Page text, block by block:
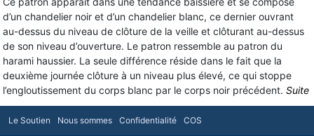
d’un chandelier noir et d’un chandelier blanc, ce dernier ouvrant
au-dessus du niveau de clôture de la veille et clôturant au-dessus
de son niveau d’ouverture. Le patron ressemble au patron du
harami haussier. La seule différence réside dans le fait que la
deuxième journée clôture à un niveau plus élevé, ce qui stoppe
l’engloutissement du corps blanc par le corps noir précédent. Suite
Le Soutien Nous sommes Confidentialité COS